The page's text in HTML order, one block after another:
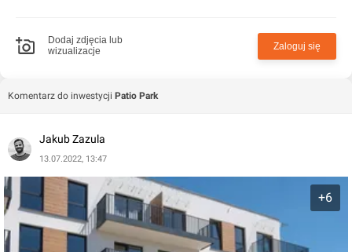
Dodaj zdjęcia lub
wizualizacje
Zaloguj się
Komentarz do inwestycji Patio Park
Jakub Zazula
13.07.2022, 13:47
+6